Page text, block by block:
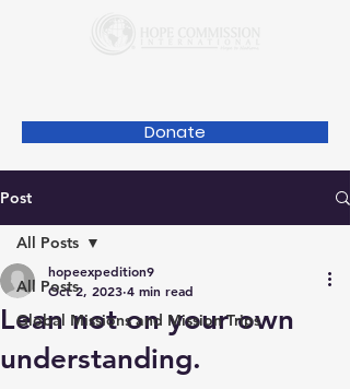
Donate
Post
All Posts
Global Missions and Mission Trips
All Posts
Lean not on your own
understanding.
hopeexpedition9
Oct 2, 2023 4 min read